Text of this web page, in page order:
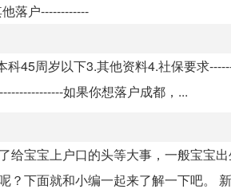
落户------------
45周岁以下3.其他资料4.社保要求
如果你想落户成都，...
宝宝上户口的头等大事，一般宝宝
下面就和小编一起来了解一下吧。